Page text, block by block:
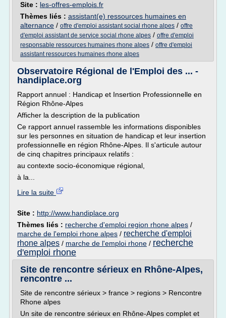
Site : les-offres-emplois.fr
Thèmes liés : assistant(e) ressources humaines en
alternance / offre d'emploi assistant social rhone alpes / offre
d'emploi assistant de service social rhone alpes / offre d'emploi
responsable ressources humaines rhone alpes / offre d'emploi
assistant ressources humaines rhone alpes
Observatoire Régional de l'Emploi des ... -
handiplace.org
Rapport annuel : Handicap et Insertion Professionnelle en
Région Rhône-Alpes
Afficher la description de la publication
Ce rapport annuel rassemble les informations disponibles
sur les personnes en situation de handicap et leur insertion
professionnelle en région Rhône-Alpes. Il s'articule autour
de cinq chapitres principaux relatifs :
au contexte socio-économique régional,
à la...
Lire la suite
Site : http://www.handiplace.org
Thèmes liés : recherche d'emploi region rhone alpes /
marche de l'emploi rhone alpes / recherche d'emploi
rhone alpes / marche de l'emploi rhone / recherche
d'emploi rhone
Site de rencontre sérieux en Rhône-Alpes,
rencontre ...
Site de rencontre sérieux > france > regions > Rencontre
Rhone alpes
Un site de rencontre sérieux en Rhône-Alpes complet et